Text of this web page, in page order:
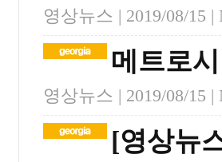
영상뉴스 | 2019/08/15 |
메트로
영상뉴스 | 2019/08/15 |
[영상뉴